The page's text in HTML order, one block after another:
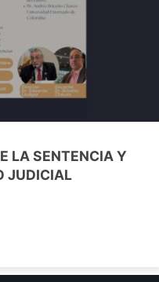
LA SENTENCIA Y
JUDICIAL